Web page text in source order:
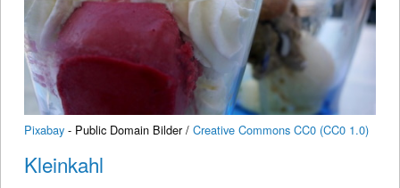
Pixabay - Public Domain Bilder / Creative Commons CC0 (CC0 1.0)
Kleinkahl